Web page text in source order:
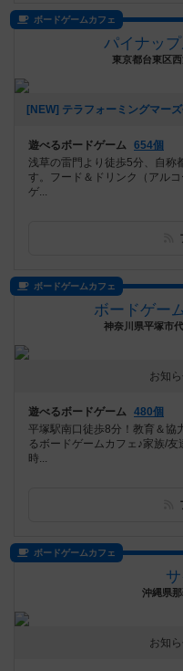
ボードゲームカフェ
パイナッ
東京都台東区
[NEW] テラフォーミングマー
遊べるボードゲーム 654個
浅草の雷門より徒歩5分、自称
す。フード＆ドリンク（アル
ゲ...
ボードゲームカフェ
ボードゲー
神奈川県平塚市
お知
遊べるボードゲーム 480個
平塚駅南口徒歩8分！教育＆協
るボードゲームカフェ♪家族/
時...
ボードゲームカフェ
沖縄県
お知